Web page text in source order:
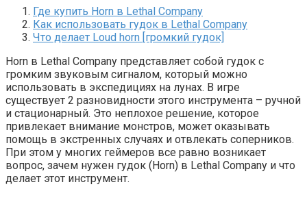
Где купить Horn в Lethal Company
Как использовать гудок в Lethal Company
Что делает Loud horn [громкий гудок]
Horn в Lethal Company представляет собой гудок с
громким звуковым сигналом, который можно
использовать в экспедициях на лунах. В игре
существует 2 разновидности этого инструмента – ручной
и стационарный. Это неплохое решение, которое
привлекает внимание монстров, может оказывать
помощь в экстренных случаях и отвлекать соперников.
При этом у многих геймеров все равно возникает
вопрос, зачем нужен гудок (Horn) в Lethal Company и что
делает этот инструмент.